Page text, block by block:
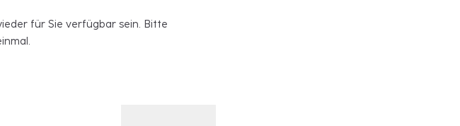
für Sie verfügbar sein. Bitte